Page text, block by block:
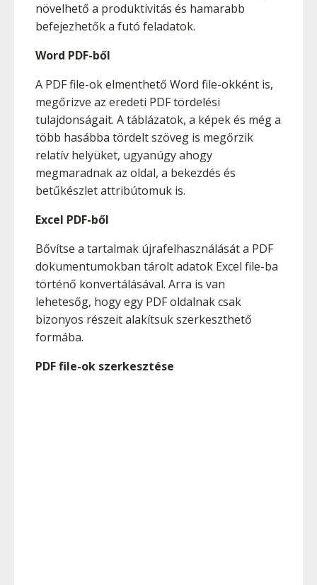
növelhető a produktivitás és hamarabb
befejezhetők a futó feladatok.
Word PDF-ből
A PDF file-ok elmenthető Word file-okként is,
megőrizve az eredeti PDF tördelési
tulajdonságait. A táblázatok, a képek és még a
több hasábba tördelt szöveg is megőrzik
relatív helyüket, ugyanúgy ahogy
megmaradnak az oldal, a bekezdés és
betűkészlet attribútomuk is.
Excel PDF-ből
Bővítse a tartalmak újrafelhasználását a PDF
dokumentumokban tárolt adatok Excel file-ba
történő konvertálásával. Arra is van
lehetesőg, hogy egy PDF oldalnak csak
bizonyos részeit alakítsuk szerkeszthető
formába.
PDF file-ok szerkesztése